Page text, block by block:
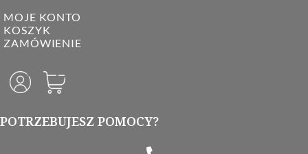
MOJE KONTO
KOSZYK
ZAMÓWIENIE
POTRZEBUJESZ POMOCY?